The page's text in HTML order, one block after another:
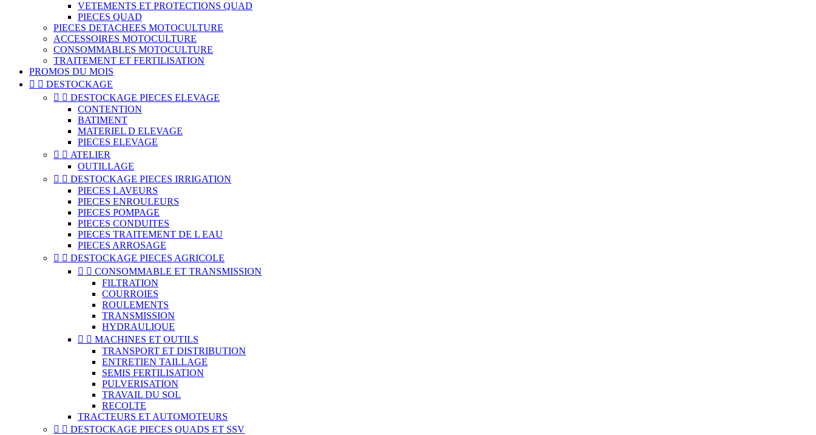
VETEMENTS ET PROTECTIONS QUAD
PIECES QUAD
PIECES DETACHEES MOTOCULTURE
ACCESSOIRES MOTOCULTURE
CONSOMMABLES MOTOCULTURE
TRAITEMENT ET FERTILISATION
PROMOS DU MOIS
  DESTOCKAGE
  DESTOCKAGE PIECES ELEVAGE
CONTENTION
BATIMENT
MATERIEL D ELEVAGE
PIECES ELEVAGE
  ATELIER
OUTILLAGE
  DESTOCKAGE PIECES IRRIGATION
PIECES LAVEURS
PIECES ENROULEURS
PIECES POMPAGE
PIECES CONDUITES
PIECES TRAITEMENT DE L EAU
PIECES ARROSAGE
  DESTOCKAGE PIECES AGRICOLE
  CONSOMMABLE ET TRANSMISSION
FILTRATION
COURROIES
ROULEMENTS
TRANSMISSION
HYDRAULIQUE
  MACHINES ET OUTILS
TRANSPORT ET DISTRIBUTION
ENTRETIEN TAILLAGE
SEMIS FERTILISATION
PULVERISATION
TRAVAIL DU SOL
RECOLTE
TRACTEURS ET AUTOMOTEURS
  DESTOCKAGE PIECES QUADS ET SSV